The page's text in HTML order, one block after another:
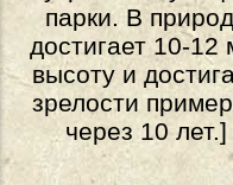
парки. В
достигает 10-12
высоту и
зрелости
через 10 лет.]